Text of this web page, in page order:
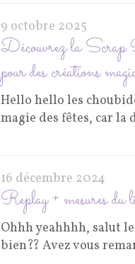
9 octobre 2025
Découvrez la
pour des créations
Hello hello les
magie des fêtes, car la
16 décembre 2024
Replay +
Ohhh yeahhhh, salut
bien?? Avez vous